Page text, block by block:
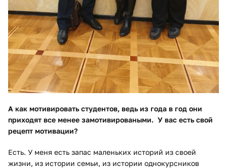
А как мотивировать студентов, ведь из года в год они
приходят все менее замотивироваными. У вас есть свой
рецепт мотивации?
Есть. У меня есть запас маленьких историй из своей
жизни, из истории семьи, из истории однокурсников